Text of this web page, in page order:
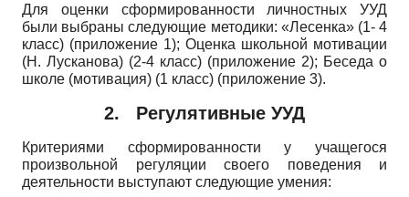
Для оценки сформированности личностных УУД
были выбраны следующие методики: «Лесенка» (1- 4
класс) (приложение 1); Оценка школьной мотивации
(Н. Лусканова) (2-4 класс) (приложение 2); Беседа о
школе (мотивация) (1 класс) (приложение 3).
2. Регулятивные УУД
Критериями сформированности у учащегося
произвольной регуляции своего поведения и
деятельности выступают следующие умения: